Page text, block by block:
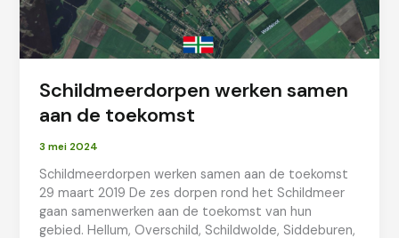
Schildmeerdorpen werken samen
aan de toekomst
3 mei 2024
Schildmeerdorpen werken samen aan de toekomst
29 maart 2019 De zes dorpen rond het Schildmeer
gaan samenwerken aan de toekomst van hun
gebied. Hellum, Overschild, Schildwolde, Siddeburen,